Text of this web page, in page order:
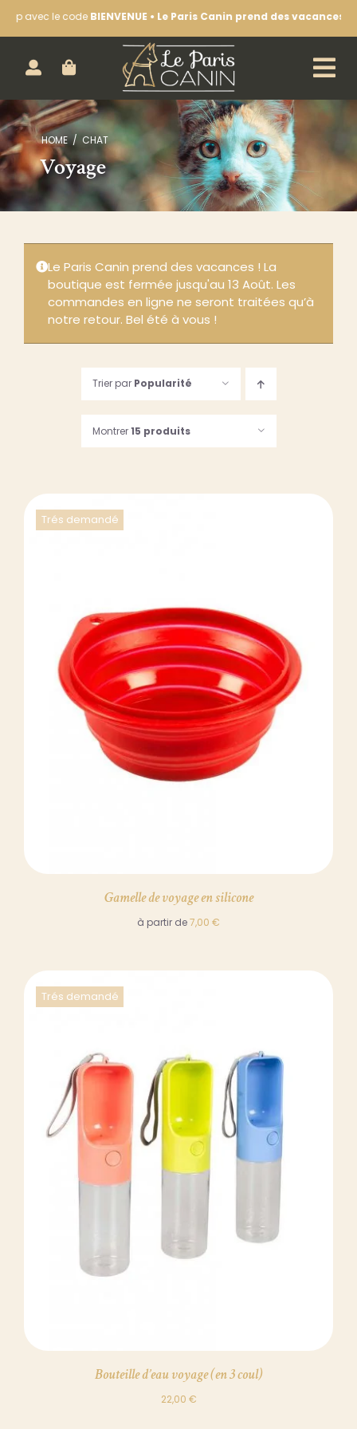
avec le codeBIENVENUE • Le Paris Canin prend des vacances !La
HOME CHAT
Voyage
Le Paris Canin prend des vacances ! La
boutique est fermée jusqu'au 13 Août. Les
commandes en ligne ne seront traitées qu’à
notre retour. Bel été à vous !
Trier par Popularité
Montrer15 produits
Trés demandé
DÉTAILS
Gamelle de voyage en silicone
à partir de7,00 €
Trés demandé
DÉTAILS
Bouteille d’eau voyage (en 3 coul)
22,00 €
ACHETEZ EN LIGNE :
CHIEN
CHAT
LA BOUTIQUE
NOS SÉANCES D’ÉDUCATION
LE BLOG & NOTRE ACTUALITÉ
CONTACTEZ-NOUS
123, Rue des Dames
75017 PARIS
Du lundi au samedi
de 9h30 à 19h30
Suivez-nous…